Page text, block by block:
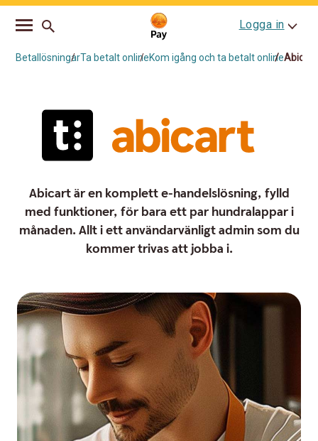
Go
navigation
Skip
Logga in
BetallösningarTa betalt onlineKom igång och ta betalt onlineAbicart
Abicart är en komplett e-handelslösning, fylld
med funktioner, för bara ett par hundralappar i
månaden. Allt i ett användarvänligt admin som du
kommer trivas att jobba i.